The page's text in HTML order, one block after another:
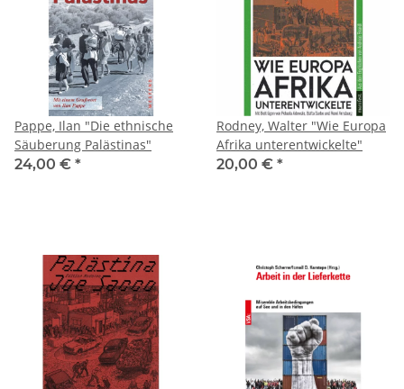
Pappe, Ilan "Die ethnische
Säuberung Palästinas"
24,00 € *
Rodney, Walter "Wie Europa
Afrika unterentwickelte"
20,00 € *